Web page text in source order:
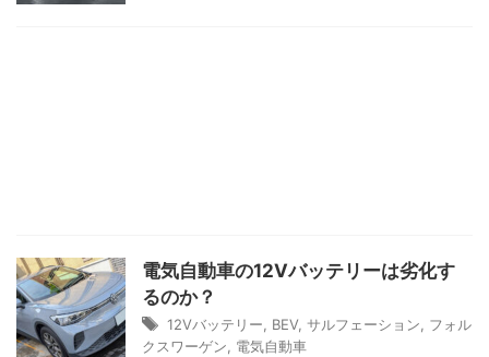
電気自動車の12Vバッテリーは劣化す
るのか？
12Vバッテリー BEV, サルフェーション
フォル
クスワーゲン
電気自動車